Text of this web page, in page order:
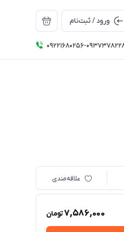
ورود / ثبت‌نام
09221680256-
علاقه‌مندی
7,586,000تومان